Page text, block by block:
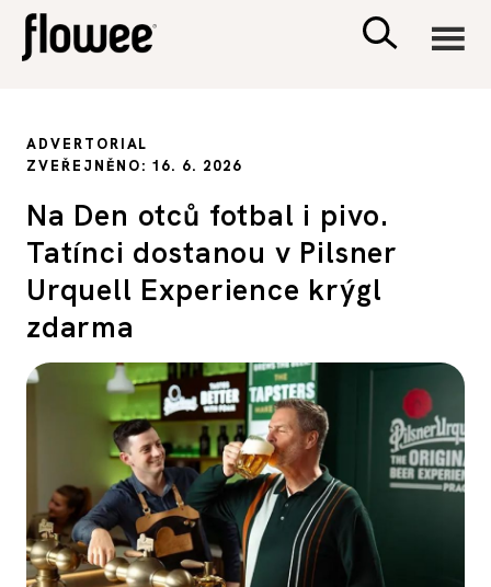
PSYCHOLOGIE
SEX A VZTAHY
PORADNA
ADVERTORIAL
ZVEŘEJNĚNO: 16. 6. 2026
Na Den otců fotbal i pivo.
Tatínci dostanou v Pilsner
Urquell Experience krýgl
zdarma